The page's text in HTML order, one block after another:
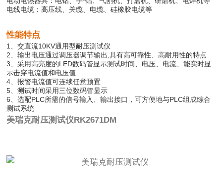
电线电缆：高压线、关缆、电缆、硅橡胶电缆等
性能特点
1、交直流10KV通用型耐压测试仪
2、输出电压通过调压器调节输出,具有高可靠性、高耐用性的特点
3、采用高亮度的LED数码管显示测试时间、电压、电流、能实时显
示击穿电流值和电压值
4、报警电流值可连续任意预置
5、测试时间采用三位数码管显示
6、选配PLC所需的信号输入、输出接口，可方便地与PLC组成综合
测试系统
美瑞克耐压测试仪RK2671DM